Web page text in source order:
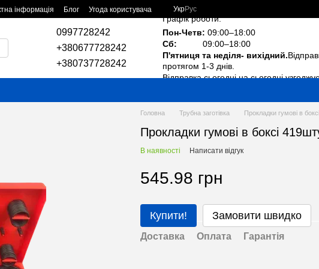
інформація Блог Угода користувача УкрРус
0997728242
+380677728242
+380737728242
Графік роботи:
Пон-Четв: 09:00–18:00
Сб:
09:00–18:00
П'ятниця та неділя- вихідний.
протягом 1-3 днів.
Відправка сьогодні на сьогодні
Головна Трубна заготівка Прокладки гумові в
Прокладки гумові в боксі
В наявності Написати відгук
545.98 грн
Купити! Замовити швидко
Доставка Оплата Гарантія